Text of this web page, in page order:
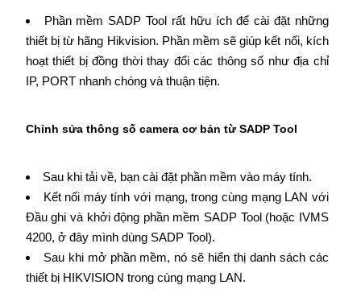
Phần mềm SADP Tool rất hữu ích để cài đặt những
thiết bị từ hãng Hikvision. Phần mềm sẽ giúp kết nối, kích
hoạt thiết bị đồng thời thay đổi các thông số như địa chỉ
IP, PORT nhanh chóng và thuận tiện.
Chỉnh sửa thông số camera cơ bản từ SADP Tool
Sau khi tải về, bạn cài đặt phần mềm vào máy tính.
Kết nối máy tính với mạng, trong cùng mạng LAN với
Đầu ghi và khởi động phần mềm SADP Tool (hoặc IVMS
4200, ở đây mình dùng SADP Tool).
Sau khi mở phần mềm, nó sẽ hiển thị danh sách các
thiết bị HIKVISION trong cùng mạng LAN.